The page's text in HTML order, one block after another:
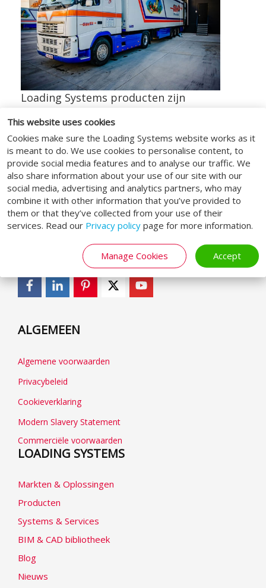
This website uses cookies
Cookies make sure the Loading Systems website works as it
is meant to do. We use cookies to personalise content, to
provide social media features and to analyse our traffic. We
also share information about your use of our site with our
social media, advertising and analytics partners, who may
combine it with other information that you’ve provided to
them or that they’ve collected from your use of their
services. Read our Privacy policy page for more information.
Manage Cookies Accept
Loading Systems producten zijn
materialen. Deze garanderen hoge
isolatiewaarden. De laadperrons zijn
uitgerust met onzeuitklapbare klep dock
leveller,flappen dock shelterensectionale
overheaddeur.
SOCIAL MEDIA
ALGEMEEN
Algemene voorwaarden
Privacybeleid
Cookieverklaring
Modern Slavery Statement
Commerciële voorwaarden
LOADING SYSTEMS
Markten & Oplossingen
Producten
Systems & Services
BIM & CAD bibliotheek
Blog
Nieuws